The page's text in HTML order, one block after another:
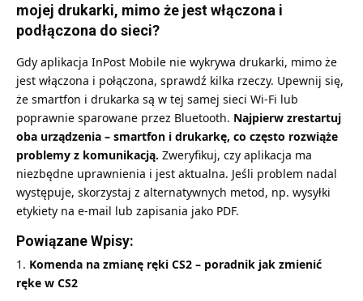
mojej drukarki, mimo że jest włączona i
podłączona do sieci?
Gdy aplikacja InPost Mobile nie wykrywa drukarki, mimo że
jest włączona i połączona, sprawdź kilka rzeczy. Upewnij się,
że smartfon i drukarka są w tej samej sieci Wi-Fi lub
poprawnie sparowane przez Bluetooth. Najpierw zrestartuj
oba urządzenia – smartfon i drukarkę, co często rozwiąże
problemy z komunikacją. Zweryfikuj, czy aplikacja ma
niezbędne uprawnienia i jest aktualna. Jeśli problem nadal
występuje, skorzystaj z alternatywnych metod, np. wysyłki
etykiety na e-mail lub zapisania jako PDF.
Powiązane Wpisy:
Komenda na zmianę ręki CS2 – poradnik jak zmienić
ręke w CS2